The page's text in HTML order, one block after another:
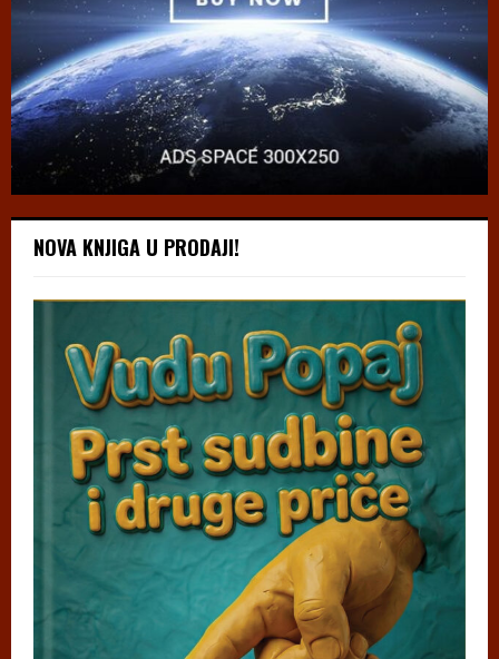
NOVA KNJIGA U PRODAJI!